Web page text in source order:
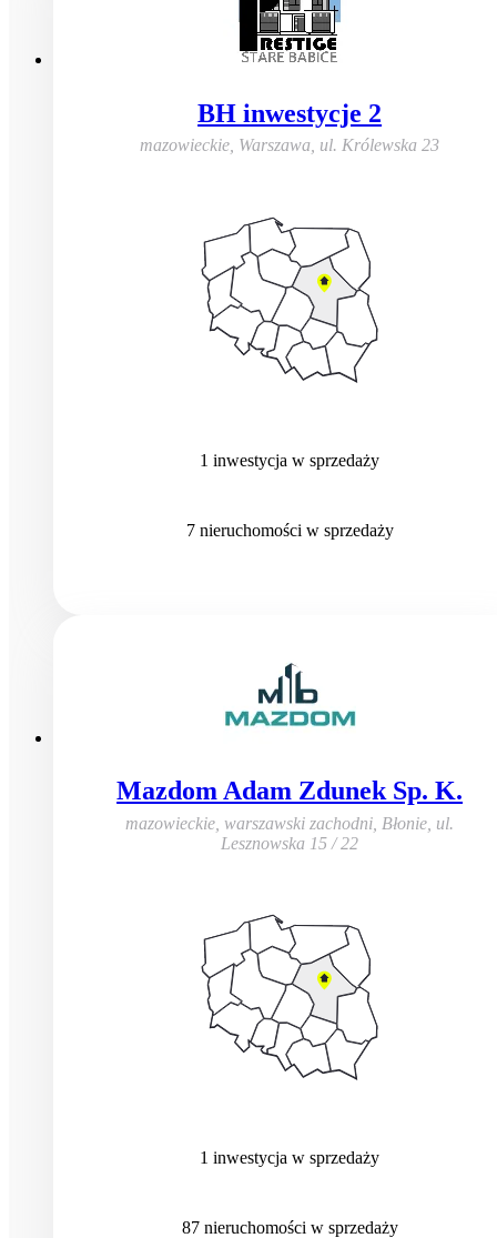
BH inwestycje 2
mazowieckie, Warszawa, ul. Królewska 23
1 inwestycja w sprzedaży
7 nieruchomości w sprzedaży
Mazdom Adam Zdunek Sp. K.
mazowieckie, warszawski zachodni, Błonie ul.
Lesznowska 15 / 22
1 inwestycja w sprzedaży
87 nieruchomości w sprzedaży